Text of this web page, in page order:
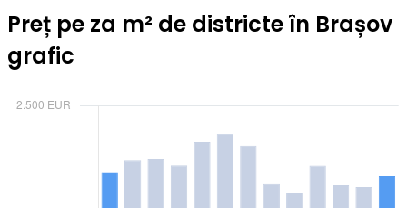
Preț pe za m² de districte în Brașov
grafic